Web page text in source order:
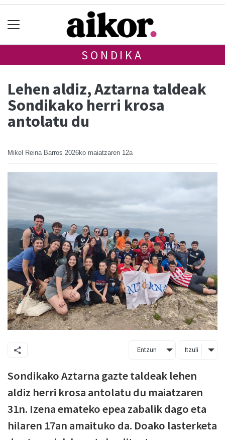
SONDIKA
Lehen aldiz, Aztarna taldeak
Sondikako herri krosa
antolatu du
Mikel Reina Barros 2026ko maiatzaren 12a
Entzun Itzuli
Sondikako Aztarna gazte taldeak lehen
aldiz herri krosa antolatu du maiatzaren
31n. Izena emateko epea zabalik dago eta
hilaren 17an amaituko da. Doako lasterketa